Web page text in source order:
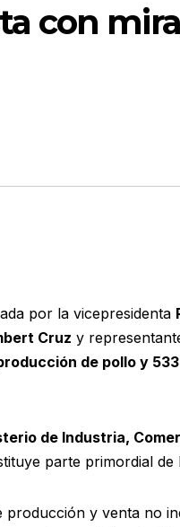
con
por la vicepresidenta
Cruz y
de pollo y
de Industria,
parte primordial de
y venta no